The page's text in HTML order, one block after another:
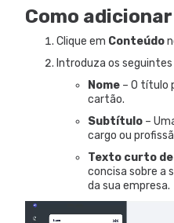
Como
Clique em Conteúdo
Introduza os seguintes
Nome – O título
cartão.
Subtítulo –
cargo ou
Texto curto
concisa sobre a
da sua empresa.